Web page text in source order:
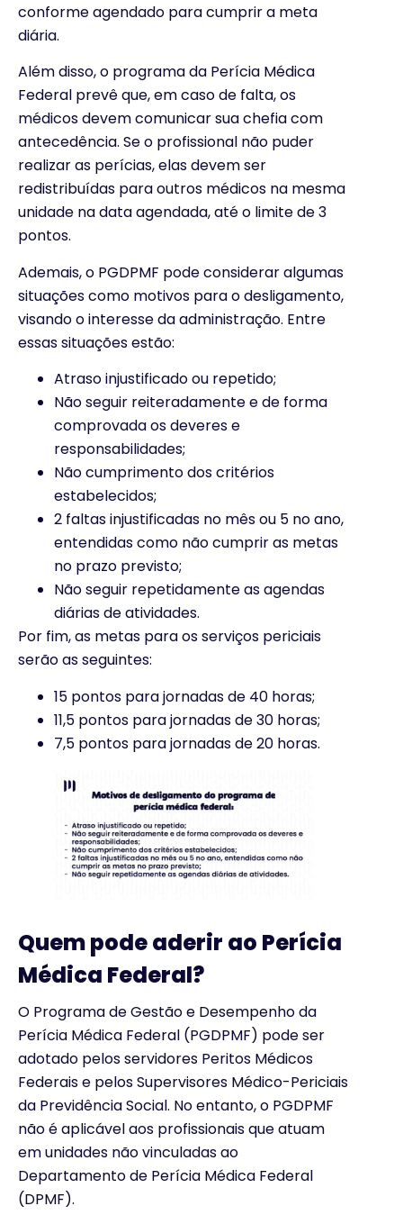
conforme agendado para cumprir a meta
diária.
Além disso, o programa da Perícia Médica
Federal prevê que, em caso de falta, os
médicos devem comunicar sua chefia com
antecedência. Se o profissional não puder
realizar as perícias, elas devem ser
redistribuídas para outros médicos na mesma
unidade na data agendada, até o limite de 3
pontos.
Ademais, o PGDPMF pode considerar algumas
situações como motivos para o desligamento,
visando o interesse da administração. Entre
essas situações estão:
Atraso injustificado ou repetido;
Não seguir reiteradamente e de forma
comprovada os deveres e
responsabilidades;
Não cumprimento dos critérios
estabelecidos;
2 faltas injustificadas no mês ou 5 no ano,
entendidas como não cumprir as metas
no prazo previsto;
Não seguir repetidamente as agendas
diárias de atividades.
Por fim, as metas para os serviços periciais
serão as seguintes:
15 pontos para jornadas de 40 horas;
11,5 pontos para jornadas de 30 horas;
7,5 pontos para jornadas de 20 horas.
Quem pode aderir ao Perícia
Médica Federal?
O Programa de Gestão e Desempenho da
Perícia Médica Federal (PGDPMF) pode ser
adotado pelos servidores Peritos Médicos
Federais e pelos Supervisores Médico-Periciais
da Previdência Social. No entanto, o PGDPMF
não é aplicável aos profissionais que atuam
em unidades não vinculadas ao
Departamento de Perícia Médica Federal
(DPMF).